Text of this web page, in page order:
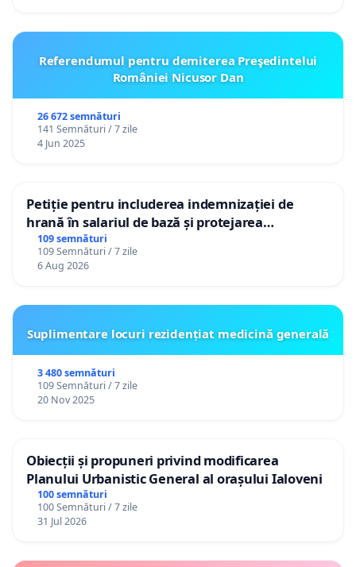
Referendumul pentru demiterea Preşedintelui
României Nicusor Dan
26 672 semnături
141 Semnături / 7 zile
4 Jun 2025
Petiție pentru includerea indemnizației de
hrană în salariul de bază și protejarea
gradațiilor de vechime pentru asistenții
personali
109 semnături
109 Semnături / 7 zile
6 Aug 2026
Suplimentare locuri rezidențiat medicină generală
3 480 semnături
109 Semnături / 7 zile
20 Nov 2025
Obiecții și propuneri privind modificarea
Planului Urbanistic General al orașului Ialoveni
100 semnături
100 Semnături / 7 zile
31 Jul 2026